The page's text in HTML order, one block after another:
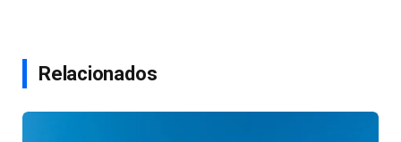
Relacionados